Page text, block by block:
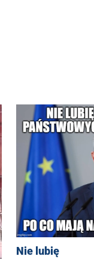
Nie lubię